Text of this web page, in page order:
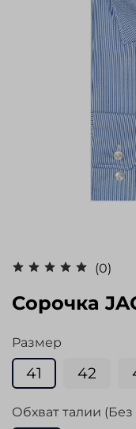
(0)
Сорочка
Размер
41 42
Обхват талии (Без